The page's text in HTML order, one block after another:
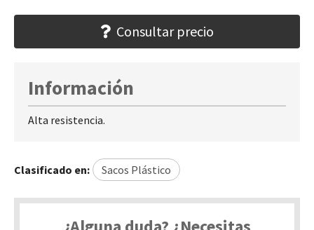
Consultar precio
Información
Alta resistencia.
Clasificado en: Sacos Plástico